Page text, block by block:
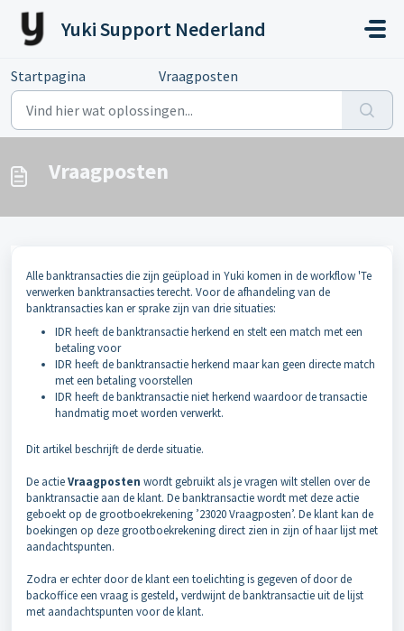
Doorgaan naar hoofdinhoud
Yuki Support Nederland
Startpagina Vraagposten
Vraagposten
Alle banktransacties die zijn geüpload in Yuki komen in de workflow 'Te
verwerken banktransacties terecht. Voor de afhandeling van de
banktransacties kan er sprake zijn van drie situaties:
IDR heeft de banktransactie herkend en stelt een match met een
betaling voor
IDR heeft de banktransactie herkend maar kan geen directe match
met een betaling voorstellen
IDR heeft de banktransactie niet herkend waardoor de transactie
handmatig moet worden verwerkt.
Dit artikel beschrijft de derde situatie.
De actieVraagposten wordt gebruikt als je vragen wilt stellen over de
banktransactie aan de klant. De banktransactie wordt met deze actie
geboekt op de grootboekrekening ’23020 Vraagposten’. De klant kan de
boekingen op deze grootboekrekening direct zien in zijn of haar lijst met
aandachtspunten.
Zodra er echter door de klant een toelichting is gegeven of door de
backoffice een vraag is gesteld, verdwijnt de banktransactie uit de lijst
met aandachtspunten voor de klant.